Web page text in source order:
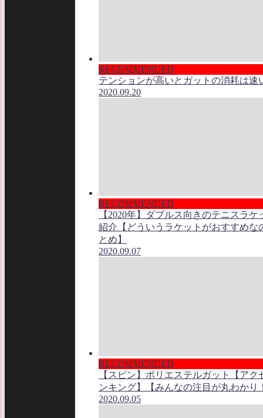
RECOMMENDED
テンションが高いとガットの消耗は速
2020.09.20
RECOMMENDED
【2020年】ダブルス向きのテニスラケ
紹介【どういうラケットがおすすめな
とめ】
2020.09.07
RECOMMENDED
【スピン】ポリエステルガット【アク
ンキング】【みんなの注目が丸わかり
2020.09.05